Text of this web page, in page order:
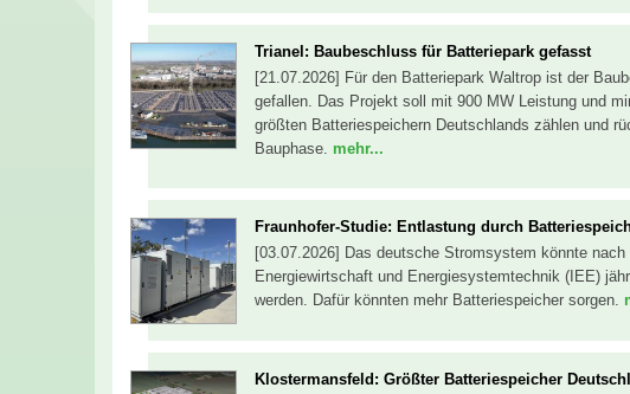
Trianel: Baubeschluss für Batteriepark gefasst
[21.07.2026] Für den Batteriepark Waltrop ist der
gefallen. Das Projekt soll mit 900 MW Leistung und
größten Batteriespeichern Deutschlands zählen und
Bauphase. mehr...
Fraunhofer-Studie: Entlastung durch
[03.07.2026] Das deutsche Stromsystem könnte
Energiewirtschaft und Energiesystemtechnik (IEE)
werden. Dafür könnten mehr Batteriespeicher sorgen.
Klostermansfeld: Größter Batteriespeicher